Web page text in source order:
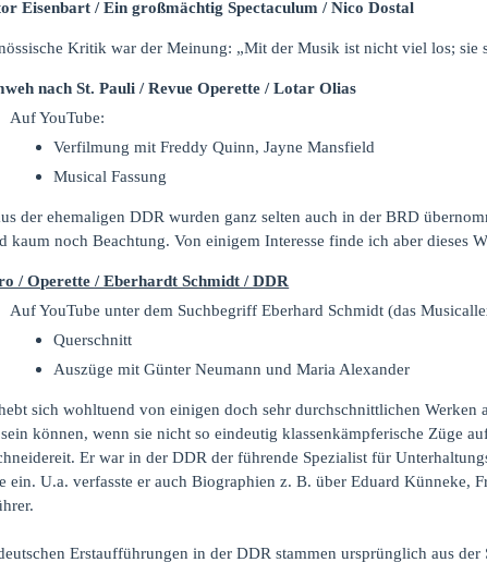
Eisenbart / Ein großmächtig Spectaculum / Nico Dostal
Kritik war der Meinung: „Mit der Musik ist nicht viel los; sie
nach St. Pauli / Revue Operette / Lotar Olias
Auf YouTube:
Verfilmung mit Freddy Quinn, Jayne Mansfield
Musical Fassung
der ehemaligen DDR wurden ganz selten auch in der BRD
kaum noch Beachtung. Von einigem Interesse finde ich aber dieses
/ Operette / Eberhardt Schmidt / DDR
Auf YouTube unter dem Suchbegriff Eberhard Schmidt (das
Querschnitt
Auszüge mit Günter Neumann und Maria Alexander
sich wohltuend von einigen doch sehr durchschnittlichen Werken
können, wenn sie nicht so eindeutig klassenkämpferische Züge
Er war in der DDR der führende Spezialist für
ein. U.a. verfasste er auch Biographien z. B. über Eduard Künneke,
Erstaufführungen in der DDR stammen ursprünglich aus der